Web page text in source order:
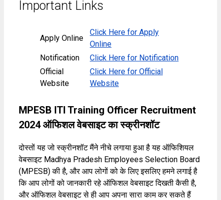
Important Links
Apply Online
Click Here for Apply
Online
Notification
Click Here for Notification
Official
Website
Click Here for Official
Website
MPESB ITI Training Officer Recruitment
2024 ऑफिशल वेबसाइट का स्क्रीनशॉट
दोस्तों यह जो स्क्रीनशॉट मैंने नीचे लगाया हुआ है यह ऑफिशियल
वेबसाइट Madhya Pradesh Employees Selection Board
(MPESB) की है, और आप लोगों को के लिए इसलिए हमने लगाई है
कि आप लोगों को जानकारी रहे ऑफिशल वेबसाइट दिखती कैसी है,
और ऑफिशल वेबसाइट से ही आप अपना सारा काम कर सकते हैं